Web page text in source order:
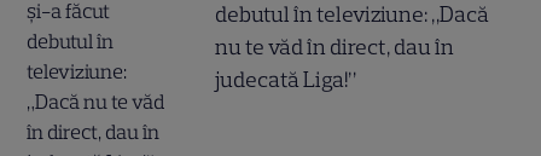
debutul în televiziune: „Dacă
nu te văd în direct, dau în
judecată Liga!”